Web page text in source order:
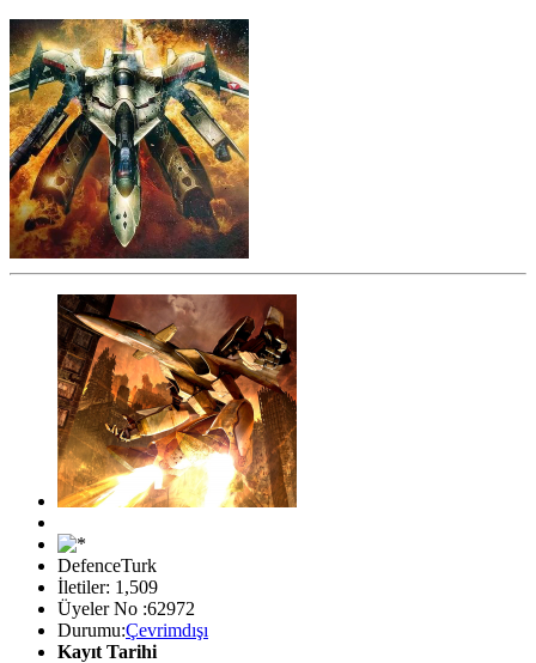
DefenceTurk
İletiler: 1,509
Üyeler No :62972
Durumu:Çevrimdışı
Kayıt Tarihi